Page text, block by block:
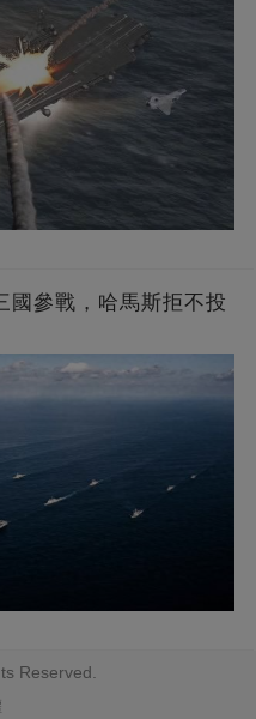
國參戰，哈馬斯拒不投
Reserved.